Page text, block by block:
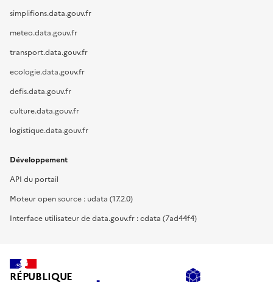
simplifions.data.gouv.fr
meteo.data.gouv.fr
transport.data.gouv.fr
ecologie.data.gouv.fr
defis.data.gouv.fr
culture.data.gouv.fr
logistique.data.gouv.fr
Développement
API du portail
Moteur open source : udata (17.2.0)
Interface utilisateur de data.gouv.fr : cdata (7ad44f4)
RÉPUBLIQUE